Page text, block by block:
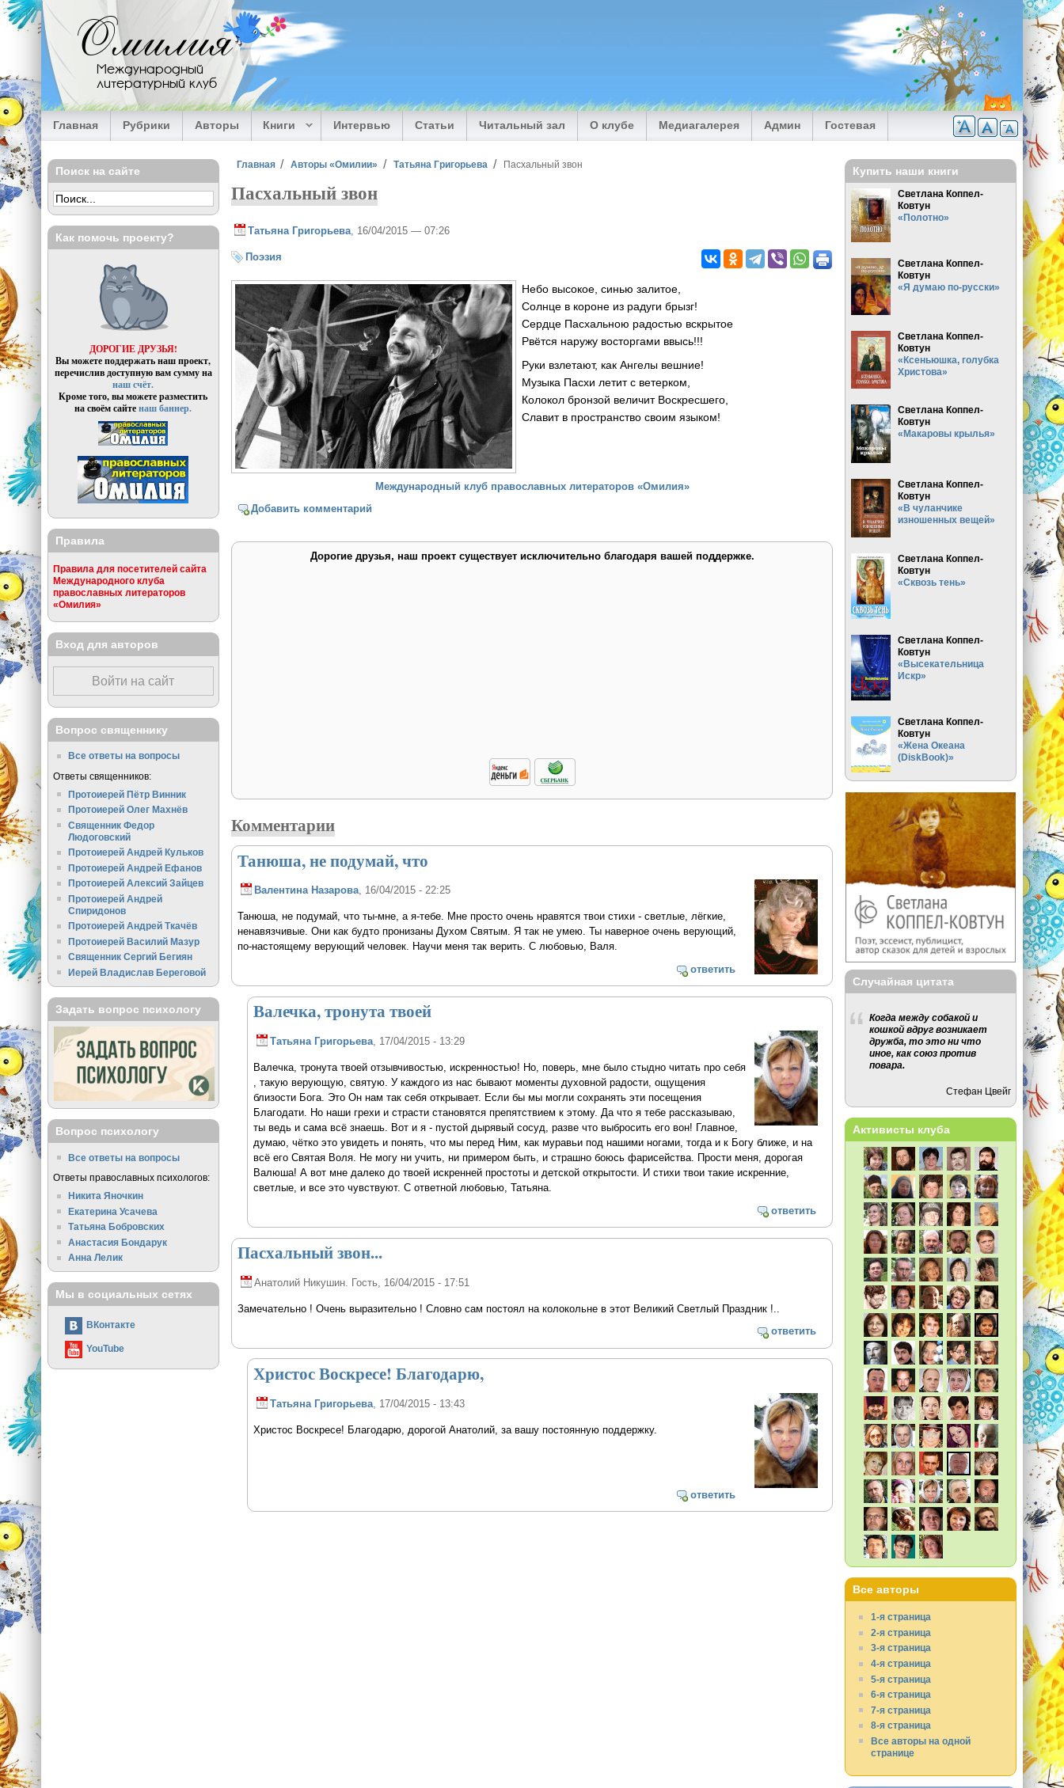
Перейти к основному содержанию
Омилия
Международный
литературный клуб
Главная Рубрики Авторы Книги Интервью Статьи Читальный зал О клубе Медиагалерея Админ Гостевая
Вы здесь
Главная Авторы «Омилии» Татьяна Григорьева Пасхальный звон
Пасхальный звон
Татьяна Григорьева , 16/04/2015 — 07:26
Поэзия
Небо высокое, синью залитое,
Солнце в короне из радуги брызг!
Сердце Пасхальною радостью вскрытое
Рвётся наружу восторгами ввысь!!!
Руки взлетают, как Ангелы вешние!
Музыка Пасхи летит с ветерком,
Колокол бронзой величит Воскресшего,
Славит в пространство своим языком!
Международный клуб православных литераторов «Омилия»
Добавить комментарий
Дорогие друзья, наш проект существует исключительно благодаря вашей поддержке.
Комментарии
Танюша, не подумай, что
Валентина Назарова, 16/04/2015 - 22:25
Танюша, не подумай, что ты-мне, а я-тебе. Мне просто очень нравятся твои стихи - светлые, лёгкие,
ненавязчивые. Они как будто пронизаны Духом Святым. Я так не умею. Ты наверное очень верующий,
по-настоящему верующий человек. Научи меня так верить. С любовью, Валя.
ответить
Валечка, тронута твоей
Татьяна Григорьева, 17/04/2015 - 13:29
Валечка, тронута твоей отзывчивостью, искренностью! Но, поверь, мне было стыдно читать про себя
, такую верующую, святую. У каждого из нас бывают моменты духовной радости, ощущения
близости Бога. Это Он нам так себя открывает. Если бы мы могли сохранять эти посещения
Благодати. Но наши грехи и страсти становятся препятствием к этому. Да что я тебе рассказываю,
ты ведь и сама всё знаешь. Вот и я - пустой дырявый сосуд, разве что выбросить его вон! Главное,
думаю, чётко это увидеть и понять, что мы перед Ним, как муравьи под нашими ногами, тогда и к Богу ближе, и на
всё его Святая Воля. Не могу ни учить, ни примером быть, и страшно боюсь фарисейства. Прости меня, дорогая
Валюша! А вот мне далеко до твоей искренней простоты и детской открытости. И стихи твои такие искренние,
светлые, и все это чувствуют. С ответной любовью, Татьяна.
ответить
Пасхальный звон...
Анатолий Никушин. Гость , 16/04/2015 - 17:51
Замечательно ! Очень выразительно ! Словно сам постоял на колокольне в этот Великий Светлый Праздник !..
ответить
Христос Воскресе! Благодарю,
Татьяна Григорьева, 17/04/2015 - 13:43
Христос Воскресе! Благодарю, дорогой Анатолий, за вашу постоянную поддержку.
ответить
Поиск на сайте
Как помочь проекту?
ДОРОГИЕ ДРУЗЬЯ!
Вы можете поддержать наш проект,
перечислив доступную вам сумму на
наш счёт.
Кроме того, вы можете разместить
на своём сайтенаш баннер.
Правила
Правила для посетителей сайта
Международного клуба
православных литераторов
«Омилия»
Вход для авторов
Войти на сайт
Вопрос священнику
Все ответы на вопросы
Ответы священников:
Протоиерей Пётр Винник
Протоиерей Олег Махнёв
Священник Федор
Людоговский
Протоиерей Андрей Кульков
Протоиерей Андрей Ефанов
Протоиерей Алексий Зайцев
Протоиерей Андрей
Спиридонов
Протоиерей Андрей Ткачёв
Протоиерей Василий Мазур
Священник Сергий Бегиян
Иерей Владислав Береговой
Задать вопрос психологу
Вопрос психологу
Все ответы на вопросы
Ответы православных психологов:
Никита Яночкин
Екатерина Усачева
Татьяна Бобровских
Анастасия Бондарук
Анна Лелик
Мы в социальных сетях
ВКонтакте
YouTube
Купить наши книги
Светлана Коппел-
Ковтун
«Полотно»
Светлана Коппел-
Ковтун
«Я думаю по-русски»
Светлана Коппел-
Ковтун
«Ксеньюшка, голубка
Христова»
Светлана Коппел-
Ковтун
«Макаровы крылья»
Светлана Коппел-
Ковтун
«В чуланчике
изношенных вещей»
Светлана Коппел-
Ковтун
«Сквозь тень»
Светлана Коппел-
Ковтун
«Высекательница
Искр»
Светлана Коппел-
Ковтун
«Жена Океана
(DiskBook)»
Случайная цитата
Когда между собакой и
кошкой вдруг возникает
дружба, то это ни что
иное, как союз против
повара.
Стефан Цвейг
Активисты клуба
Все авторы
1-я страница
2-я страница
3-я страница
4-я страница
5-я страница
6-я страница
7-я страница
8-я страница
Все авторы на одной
странице